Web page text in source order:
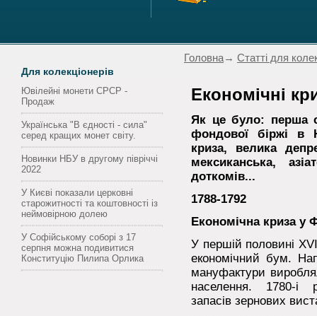
Для колекціонерів
Ювілейні монети СРСР -
Продаж
Українська "В єдності - сила"
серед кращих монет світу.
Новинки НБУ в другому півріччі
2022
У Києві показали церковні
старожитності та коштовності із
неймовірною долею
У Софійському соборі з 17
серпня можна подивитися
Конституцію Пилипа Орлика
Головна→ Статті для
Економічні
Як це було: перша
фондової біржі в
криза, велика
мексиканська,
доткомів...
1788-1792
Економічна криза у
У першій половині
економічний бум.
мануфактури
населення. 1780-і
запасів зернових